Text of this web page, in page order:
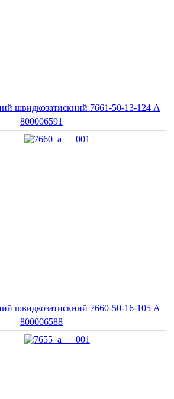
швидкозатискний 7661-50-13-124 A
800006591
швидкозатискний 7660-50-16-105 A
800006588